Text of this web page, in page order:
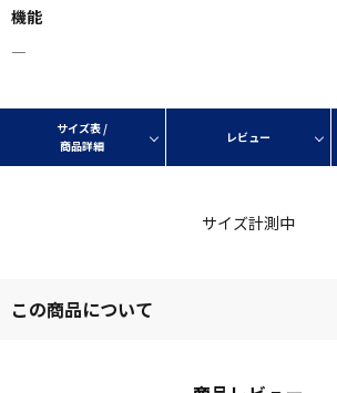
機能
―
サイズ表 /
商品詳細
レビュー
サイズ計測中
この商品について